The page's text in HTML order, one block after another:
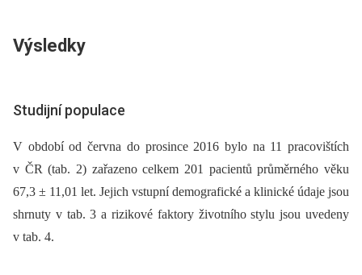
Výsledky
Studijní populace
V období od června do prosince 2016 bylo na 11 pracovištích
v ČR (tab. 2) zařazeno celkem 201 pacientů průměrného věku
67,3 ± 11,01 let. Jejich vstupní demografické a klinické údaje jsou
shrnuty v tab. 3 a rizikové faktory životního stylu jsou uvedeny
v tab. 4.